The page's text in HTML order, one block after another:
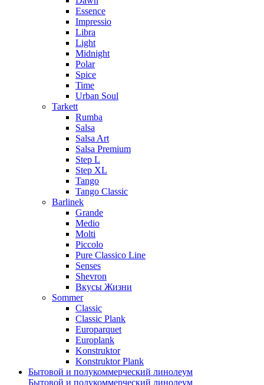
Essence
Impressio
Libra
Light
Midnight
Polar
Spice
Time
Urban Soul
Tarkett
Rumba
Salsa
Salsa Art
Salsa Premium
Step L
Step XL
Tango
Tango Classic
Barlinek
Grande
Medio
Molti
Piccolo
Pure Classico Line
Senses
Shevron
Вкусы Жизни
Sommer
Classic
Classic Plank
Europarquet
Europlank
Konstruktor
Konstruktor Plank
Бытовой и полукоммерческий линолеум
Бытовой и полукоммерческий линолеум